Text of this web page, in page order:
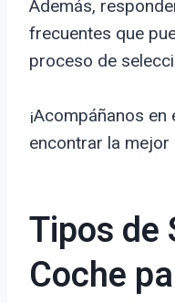
Además,
frecuentes que
proceso de
¡Acompáñanos
encontrar la
Tipos de
Coche